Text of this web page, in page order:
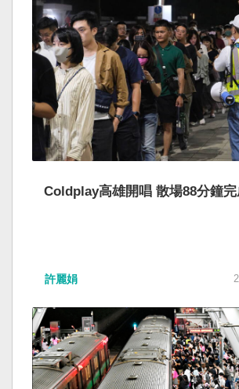
Coldplay高雄開唱 散場88分鐘完
許麗娟